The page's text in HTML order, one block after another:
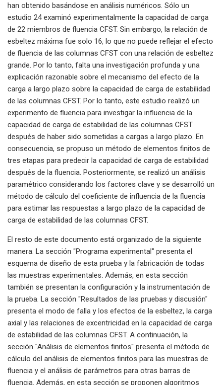
han obtenido basándose en análisis numéricos. Sólo un
estudio 24 examinó experimentalmente la capacidad de carga
de 22 miembros de fluencia CFST. Sin embargo, la relación de
esbeltez máxima fue solo 16, lo que no puede reflejar el efecto
de fluencia de las columnas CFST con una relación de esbeltez
grande. Por lo tanto, falta una investigación profunda y una
explicación razonable sobre el mecanismo del efecto de la
carga a largo plazo sobre la capacidad de carga de estabilidad
de las columnas CFST. Por lo tanto, este estudio realizó un
experimento de fluencia para investigar la influencia de la
capacidad de carga de estabilidad de las columnas CFST
después de haber sido sometidas a cargas a largo plazo. En
consecuencia, se propuso un método de elementos finitos de
tres etapas para predecir la capacidad de carga de estabilidad
después de la fluencia. Posteriormente, se realizó un análisis
paramétrico considerando los factores clave y se desarrolló un
método de cálculo del coeficiente de influencia de la fluencia
para estimar las respuestas a largo plazo de la capacidad de
carga de estabilidad de las columnas CFST.
El resto de este documento está organizado de la siguiente
manera. La sección "Programa experimental" presenta el
esquema de diseño de esta prueba y la fabricación de todas
las muestras experimentales. Además, en esta sección
también se presentan la configuración y la instrumentación de
la prueba. La sección "Resultados de las pruebas y discusión"
presenta el modo de falla y los efectos de la esbeltez, la carga
axial y las relaciones de excentricidad en la capacidad de carga
de estabilidad de las columnas CFST. A continuación, la
sección "Análisis de elementos finitos" presenta el método de
cálculo del análisis de elementos finitos para las muestras de
fluencia y el análisis de parámetros para otras barras de
fluencia. Además, en esta sección se proponen algoritmos